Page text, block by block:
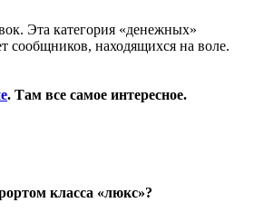
Эта категория «денежных»
сообщников, находящихся на воле.
. Там все самое интересное.
класса «люкс»?